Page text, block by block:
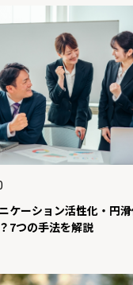
ケーション活性化・円
7つの手法を解説